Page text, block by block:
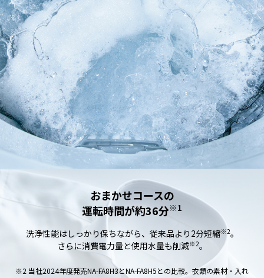
おまかせコースの
運転時間が約36分※1
洗浄性能はしっかり保ちながら、従来品より2分短縮※2。
さらに消費電力量と使用水量も削減※2。
※2 当社2024年度発売NA-FA8H3とNA-FA8H5との比較。衣類の素材・入れ